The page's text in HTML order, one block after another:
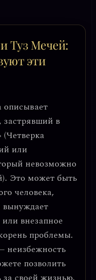
Туз Мечей:
эти
описывает
застрявший в
или
невозможно
Это может быть
человека,
вынуждает
внезапное
проблемы.
неизбежность
позволить